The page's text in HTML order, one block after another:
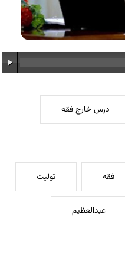
درس خارج فقه
فقه تولیت
عبدالعظیم